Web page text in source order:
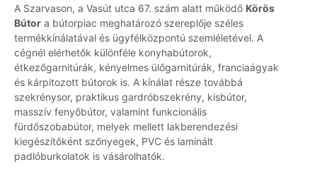
A Szarvason, a Vasút utca 67. szám alatt működő Körös
Bútor a bútorpiac meghatározó szereplője széles
termékkínálatával és ügyfélközpontú szemléletével. A
cégnél elérhetők különféle konyhabútorok,
étkezőgarnitúrák, kényelmes ülőgarnitúrák, franciaágyak
és kárpitozott bútorok is. A kínálat része továbbá
szekrénysor, praktikus gardróbszekrény, kisbútor,
masszív fenyőbútor, valamint funkcionális
fürdőszobabútor, melyek mellett lakberendezési
kiegészítőként szőnyegek, PVC és laminált
padlóburkolatok is vásárolhatók.